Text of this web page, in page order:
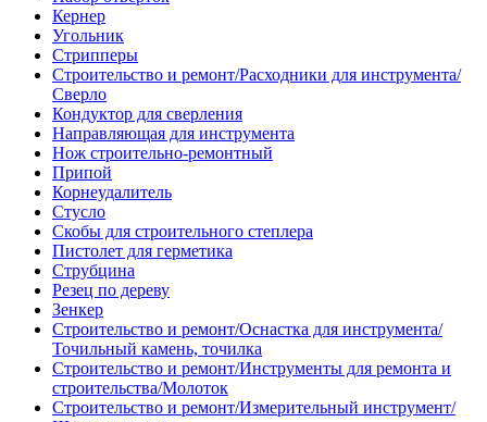
Кернер
Угольник
Стрипперы
Строительство и ремонт/Расходники для инструмента/
Сверло
Кондуктор для сверления
Направляющая для инструмента
Нож строительно-ремонтный
Припой
Корнеудалитель
Стусло
Скобы для строительного степлера
Пистолет для герметика
Струбцина
Резец по дереву
Зенкер
Строительство и ремонт/Оснастка для инструмента/
Точильный камень, точилка
Строительство и ремонт/Инструменты для ремонта и
строительства/Молоток
Строительство и ремонт/Измерительный инструмент/